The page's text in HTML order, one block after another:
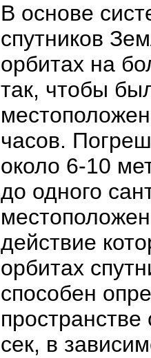
В основе
спутников
орбитах на
так, чтобы
часов.
около 6-10
до одного
действие
орбитах
способен
сек, в